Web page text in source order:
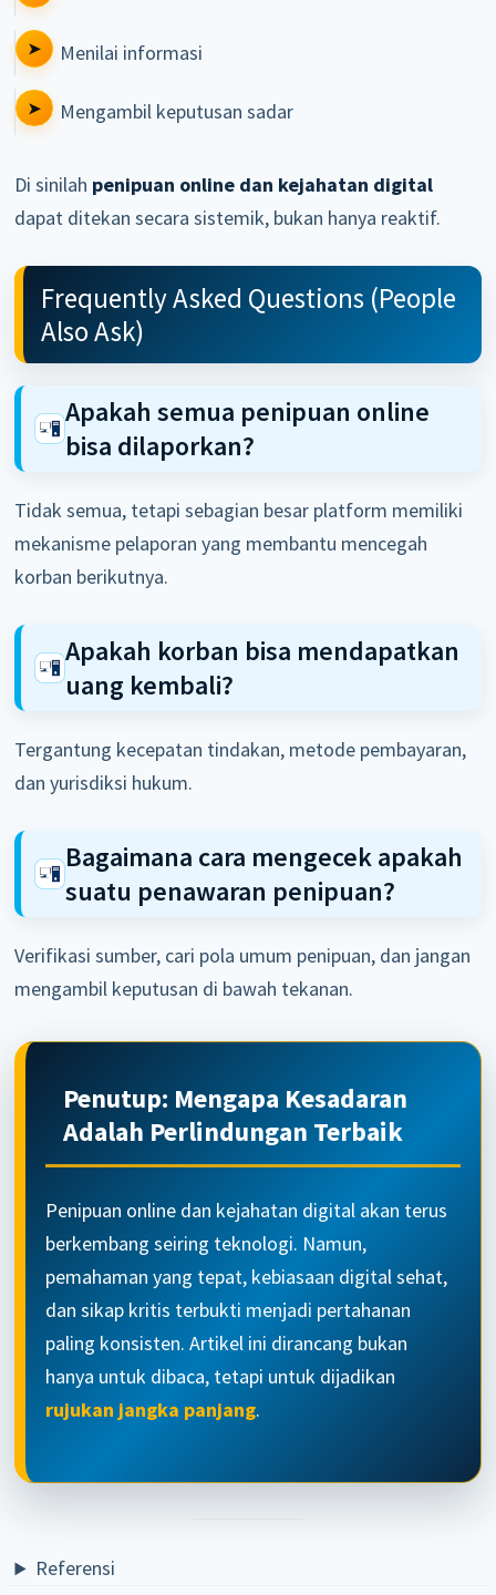
Menilai informasi
Mengambil keputusan sadar
Di sinilah penipuan online dan kejahatan digital
dapat ditekan secara sistemik, bukan hanya reaktif.
Frequently Asked Questions (People
Also Ask)
Apakah semua penipuan online
bisa dilaporkan?
Tidak semua, tetapi sebagian besar platform memiliki
mekanisme pelaporan yang membantu mencegah
korban berikutnya.
Apakah korban bisa mendapatkan
uang kembali?
Tergantung kecepatan tindakan, metode pembayaran,
dan yurisdiksi hukum.
Bagaimana cara mengecek apakah
suatu penawaran penipuan?
Verifikasi sumber, cari pola umum penipuan, dan jangan
mengambil keputusan di bawah tekanan.
Penutup: Mengapa Kesadaran
Adalah Perlindungan Terbaik
Penipuan online dan kejahatan digital akan terus
berkembang seiring teknologi. Namun,
pemahaman yang tepat, kebiasaan digital sehat,
dan sikap kritis terbukti menjadi pertahanan
paling konsisten. Artikel ini dirancang bukan
hanya untuk dibaca, tetapi untuk dijadikan
rujukan jangka panjang.
Referensi